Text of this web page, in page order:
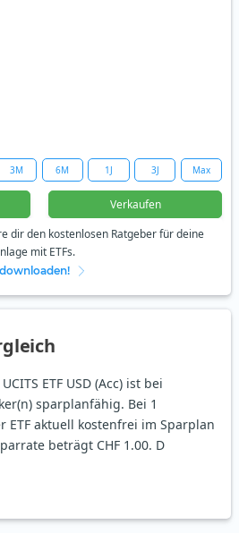
3M 6M 1J 3J Max
Verkaufen
dir den kostenlosen Ratgeber für deine
mit ETFs.
ETF USD (Acc) ist bei
sparplanfähig. Bei 1
ETF aktuell kostenfrei im Sparplan
beträgt CHF 1.00. D